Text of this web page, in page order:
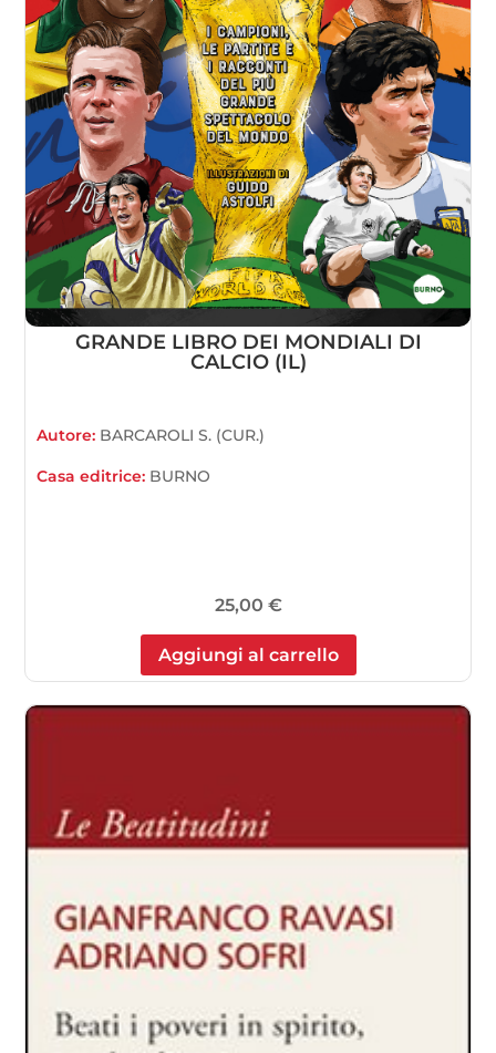
GRANDE LIBRO DEI MONDIALI DI
CALCIO (IL)
Autore: BARCAROLI S. (CUR.)
Casa editrice: BURNO
25,00 €
Aggiungi al carrello